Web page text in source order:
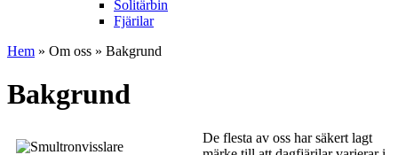
Solitärbin
Fjärilar
Hem » Om oss » Bakgrund
Bakgrund
De flesta av oss har säkert lagt